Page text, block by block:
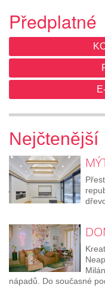
Předplatné
Nejčtenější
nápadů. Do současné